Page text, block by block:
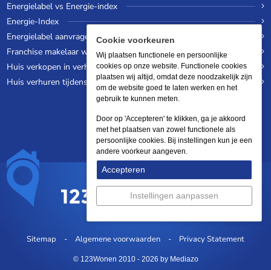
Energielabel vs Energie-index
Energie-Index
Energielabel aanvragen
Franchise makelaar worden
Huis verkopen in verhuurde staat
Huis verhuren tijdens een wereldreis
Sitemap Algemene voorwaarden Privacy Statement
© 123Wonen 2010 - 2026 by Mediazo
Cookie voorkeuren
Wij plaatsen functionele en persoonlijke
cookies op onze website. Functionele cookies
plaatsen wij altijd, omdat deze noodzakelijk zijn
om de website goed te laten werken en het
gebruik te kunnen meten.
Door op 'Accepteren' te klikken, ga je akkoord
met het plaatsen van zowel functionele als
persoonlijke cookies. Bij instellingen kun je een
andere voorkeur aangeven.
Accepteren
Instellingen aanpassen